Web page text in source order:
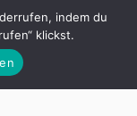
alles, was
hatte ich
hörte ich
indem du
klickst.